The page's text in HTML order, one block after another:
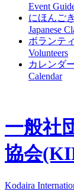
Event
にほんご
Japanese
ボランテ
Volunteers
カレンダ
Calendar
一般社
協会
Kodaira